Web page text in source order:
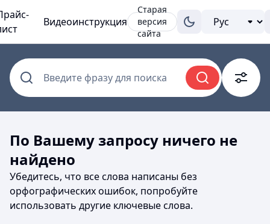
Видеоинструкция
Старая
версия
сайта
Введите фразу для поиска
По Вашему запросу ничего не
найдено
Убедитесь, что все слова написаны без
орфографических ошибок, попробуйте
использовать другие ключевые слова.